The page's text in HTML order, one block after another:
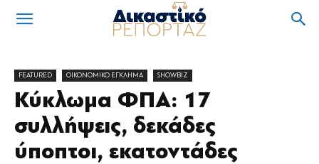
FEATURED OIKONOMIKO ΕΓΚΛΗΜΑ SHOWBIZ
Κύκλωμα ΦΠΑ: 17
συλλήψεις, δεκάδες
ύποπτοι, εκατοντάδες